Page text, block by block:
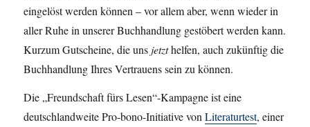
eingelöst werden können – vor allem aber, wenn wieder in
aller Ruhe in unserer Buchhandlung gestöbert werden kann.
Kurzum Gutscheine, die uns jetzthelfen, auch zukünftig die
Buchhandlung Ihres Vertrauens sein zu können.
Die „Freundschaft fürs Lesen“-Kampagne ist eine
deutschlandweite Pro-bono-Initiative vonLiteraturtest, einer